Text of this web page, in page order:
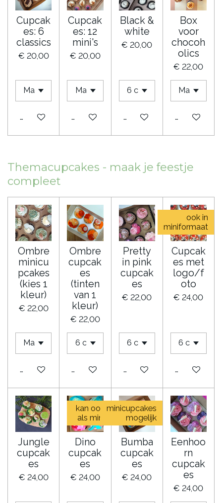
Cupcak
es: 6
classics
€ 20,00
Bekijk details
Cupcak
es: 12
mini's
€ 20,00
Bekijk details
Black &
white
€ 20,00
Bekijk details
Box
voor
chocoh
olics
€ 22,00
Bekijk details
Themacupcakes - maak je feestje
compleet
Ombre
minicu
pcakes
(kies 1
kleur)
€ 22,00
Bekijk details
Ombre
cupcak
es
(tinten
van 1
kleur)
€ 22,00
Bekijk details
Pretty
in pink
cupcak
es
€ 22,00
Bekijk details
ook in
miniformaat
Cupcak
es met
logo/f
oto
€ 24,00
Bekijk details
Jungle
cupcak
es
€ 24,00
kan ook
als mini
Dino
cupcak
es
€ 24,00
minicupcakes
mogelijk
Bumba
cupcak
es
€ 24,00
Eenhoo
rn
cupcak
es
€ 24,00